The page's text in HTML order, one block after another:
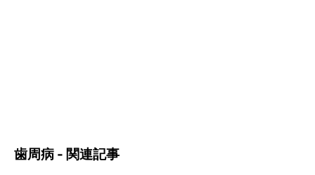
歯周病 - 関連記事